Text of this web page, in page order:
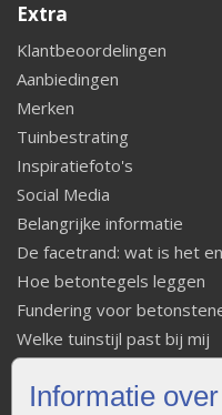
Informatie
Extra
Klantbeoordelingen
Aanbiedingen
Merken
Tuinbestrating
Inspiratiefoto's
Social Media
Belangrijke informatie
De facetrand: wat is het
Hoe betontegels leggen
Fundering voor
Welke tuinstijl past bij mij
Legverbanden gebakken